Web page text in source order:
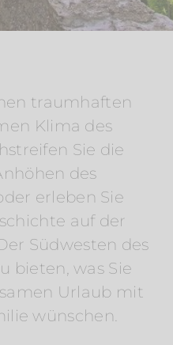
traumhaften
Klima des
Sie die
des
erleben Sie
auf der
Südwesten des
bieten, was Sie
Urlaub mit
wünschen.